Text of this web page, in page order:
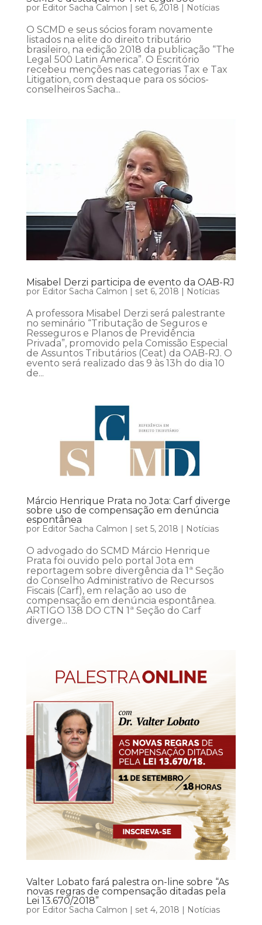
por Editor Sacha Calmon | set 6, 2018 | Notícias
O SCMD e seus sócios foram novamente
listados na elite do direito tributário
brasileiro, na edição 2018 da publicação “The
Legal 500 Latin America”. O Escritório
recebeu menções nas categorias Tax e Tax
Litigation, com destaque para os sócios-
conselheiros Sacha...
Misabel Derzi participa de evento da OAB-RJ
por Editor Sacha Calmon | set 6, 2018 | Notícias
A professora Misabel Derzi será palestrante
no seminário “Tributação de Seguros e
Resseguros e Planos de Previdência
Privada”, promovido pela Comissão Especial
de Assuntos Tributários (Ceat) da OAB-RJ. O
evento será realizado das 9 às 13h do dia 10
de...
Márcio Henrique Prata no Jota: Carf diverge
sobre uso de compensação em denúncia
espontânea
por Editor Sacha Calmon | set 5, 2018 | Notícias
O advogado do SCMD Márcio Henrique
Prata foi ouvido pelo portal Jota em
reportagem sobre divergência da 1ª Seção
do Conselho Administrativo de Recursos
Fiscais (Carf), em relação ao uso de
compensação em denúncia espontânea.
ARTIGO 138 DO CTN 1ª Seção do Carf
diverge...
Valter Lobato fará palestra on-line sobre “As
novas regras de compensação ditadas pela
Lei 13.670/2018”
por Editor Sacha Calmon | set 4, 2018 | Notícias